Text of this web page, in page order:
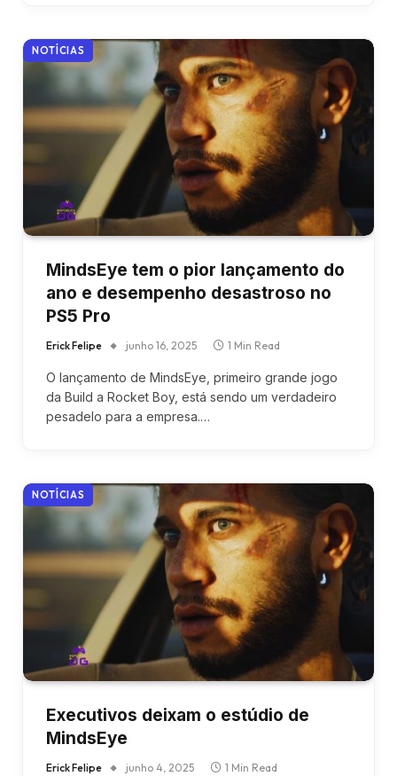
NOTÍCIAS
MindsEye tem o pior lançamento do
ano e desempenho desastroso no
PS5 Pro
Erick Felipe junho 16, 2025 1 Min Read
O lançamento de MindsEye, primeiro grande jogo
da Build a Rocket Boy, está sendo um verdadeiro
pesadelo para a empresa.…
NOTÍCIAS
Executivos deixam o estúdio de
MindsEye
Erick Felipe junho 4, 2025 1 Min Read